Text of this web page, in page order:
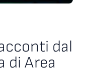
dal
di Area